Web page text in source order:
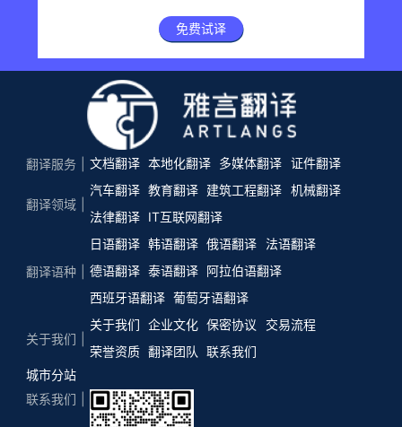
免费试译
翻译服务 文档翻译 本地化翻译 多媒体翻译 证件翻译
翻译领域
汽车翻译 教育翻译 建筑工程翻译 机械翻译
法律翻译
IT互联网翻译
翻译语种
日语翻译 韩语翻译 俄语翻译
法语翻译
德语翻译 泰语翻译 阿拉伯语翻译
西班牙语翻译 葡萄牙语翻译
关于我们
关于我们 企业文化 保密协议
交易流程
荣誉资质 翻译团队
联系我们
城市分站
联系我们